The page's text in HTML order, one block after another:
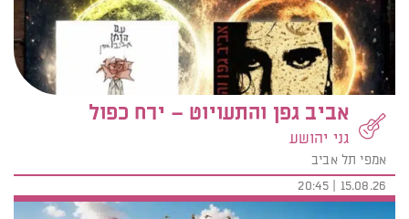
אביב גפן והתעויוט – ירח כפול
גני יהושע
אמפי תל אביב
15.08.26 | 20:45